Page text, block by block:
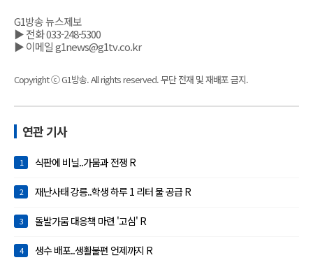
G1방송 뉴스제보
▶ 전화 033-248-5300
▶ 이메일 g1news@g1tv.co.kr
Copyright ⓒ G1방송. All rights reserved. 무단 전재 및 재배포 금지.
연관 기사
1 식판에 비닐..가뭄과 전쟁 R
2 재난사태 강릉..학생 하루 1 리터 물 공급 R
3 돌발가뭄 대응책 마련 '고심' R
4 생수 배포..생활불편 언제까지 R